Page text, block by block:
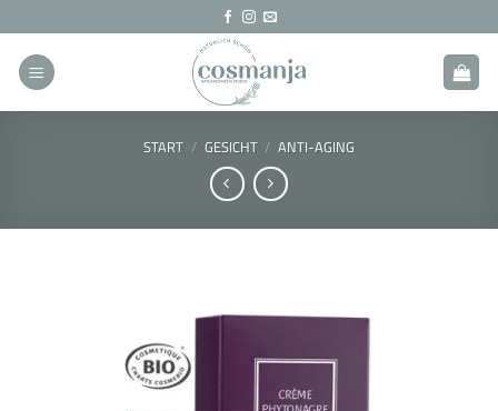
Inhalt
springen
START / GESICHT / ANTI-AGING